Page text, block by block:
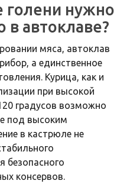
голени нужно
в автоклаве?
мяса, автоклав
а единственное
Курица, как и
при высокой
градусов возможно
под высоким
в кастрюле не
безопасного
консервов.